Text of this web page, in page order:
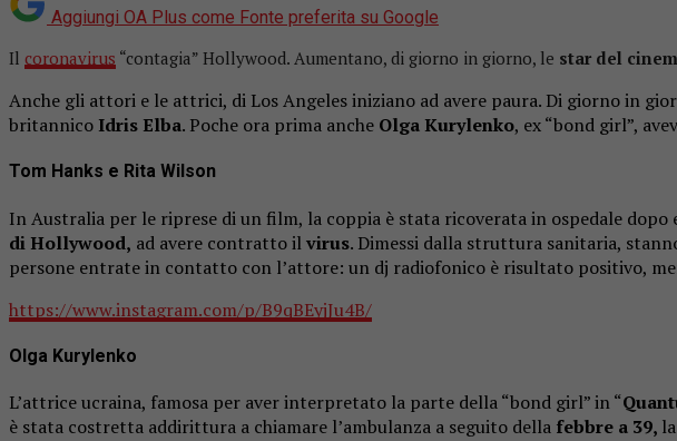
Aggiungi OA Plus come Fonte preferita su Google
Il coronavirus “contagia” Hollywood. Aumentano, di giorno in giorno, le star del
Anche gli attori e le attrici, di Los Angeles iniziano ad avere paura. Di giorno in
britannico Idris Elba. Poche ora prima anche Olga Kurylenko, ex “bond girl”,
Tom Hanks e Rita Wilson
In Australia per le riprese di un film, la coppia è stata ricoverata in ospedale dopo
di Hollywood, ad avere contratto ilvirus. Dimessi dalla struttura sanitaria,
persone entrate in contatto con l’attore: un dj radiofonico è risultato positivo,
https://www.instagram.com/p/B9qBEyjJu4B/
Olga Kurylenko
L’attrice ucraina, famosa per aver interpretato la parte della “bond girl” in “
è stata costretta addirittura a chiamare l’ambulanza a seguito della febbre a 39,